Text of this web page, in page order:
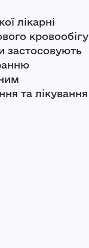
лікарні
кровообігу
застосовують
та лікування